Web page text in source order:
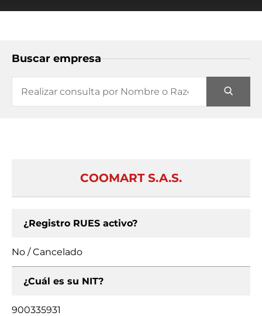
Buscar empresa
COOMART S.A.S.
¿Registro RUES activo?
No / Cancelado
¿Cuál es su NIT?
900335931